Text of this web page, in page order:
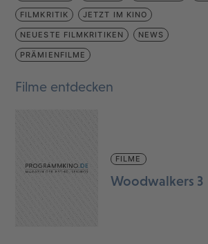
FILMKRITIK JETZT IM KINO
NEUESTE FILMKRITIKEN NEWS
PRÄMIENFILME
Filme entdecken
FILME
Woodwalkers 3